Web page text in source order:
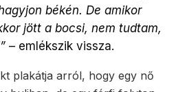
békén. De amikor
jött a bocsi, nem tudtam,
– emlékszik vissza.